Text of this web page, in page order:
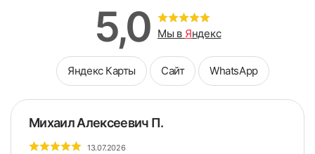
5,0 Мы в Яндекс
Яндекс Карты Сайт WhatsApp
Михаил Алексеевич П.
13.07.2026